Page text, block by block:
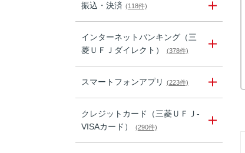
振込・決済 (118件)
インターネットバンキング（三
菱ＵＦＪダイレクト）
(378件)
スマートフォンアプリ (223件)
クレジットカード（三菱ＵＦＪ-
VISAカード）
(290件)